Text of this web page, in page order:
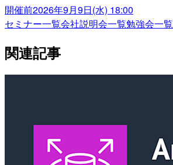
開催前2026年9月9日(水) 18:00
セミナー一覧会社説明会一覧勉強会一覧
関連記事